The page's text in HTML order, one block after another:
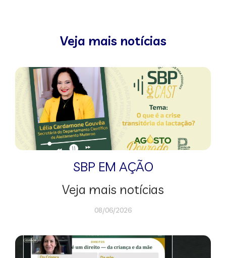
Veja mais notícias
SBP EM AÇÃO
Veja mais notícias
08/06/2026